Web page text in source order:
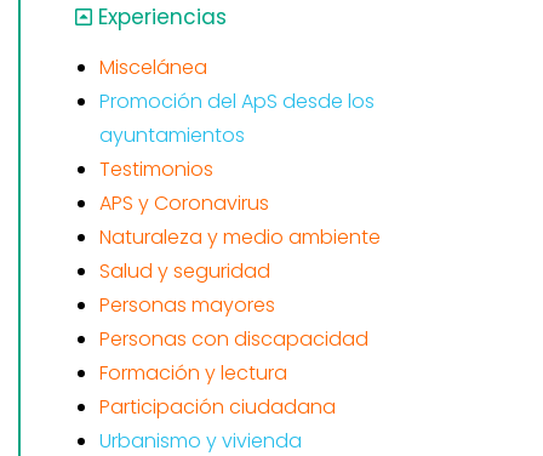
Experiencias
Miscelánea
Promoción del ApS desde los
ayuntamientos
Testimonios
APS y Coronavirus
Naturaleza y medio ambiente
Salud y seguridad
Personas mayores
Personas con discapacidad
Formación y lectura
Participación ciudadana
Urbanismo y vivienda